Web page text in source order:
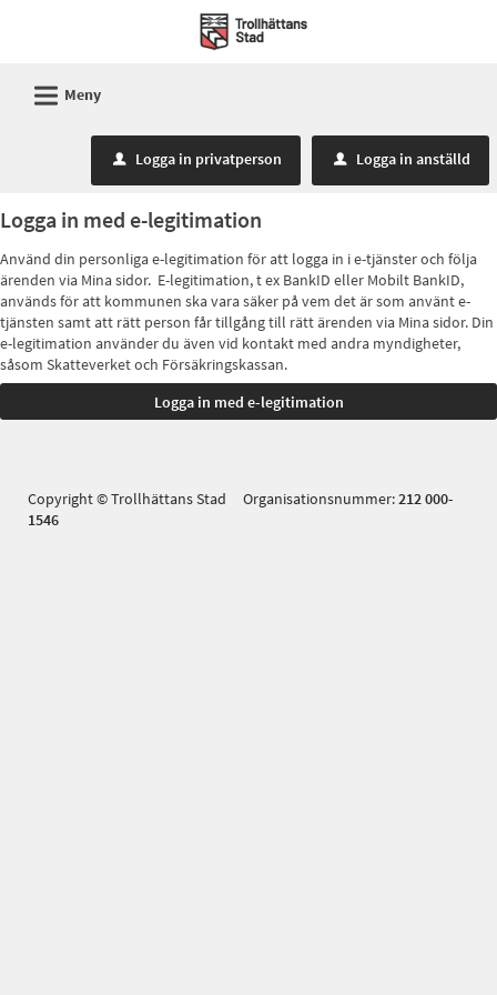
sidorL Meny
u Logga in privatperson u Logga in anställd
Logga in med e-legitimation
Använd din personliga e-legitimation för att logga in i e-tjänster och följa
ärenden via Mina sidor. E-legitimation, t ex BankID eller Mobilt BankID,
används för att kommunen ska vara säker på vem det är som använt e-
tjänsten samt att rätt person får tillgång till rätt ärenden via Mina sidor. Din
e-legitimation använder du även vid kontakt med andra myndigheter,
såsom Skatteverket och Försäkringskassan.
Copyright © Trollhättans Stad Organisationsnummer:212 000-
1546